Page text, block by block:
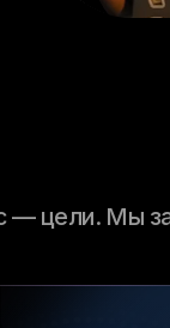
— цели. Мы